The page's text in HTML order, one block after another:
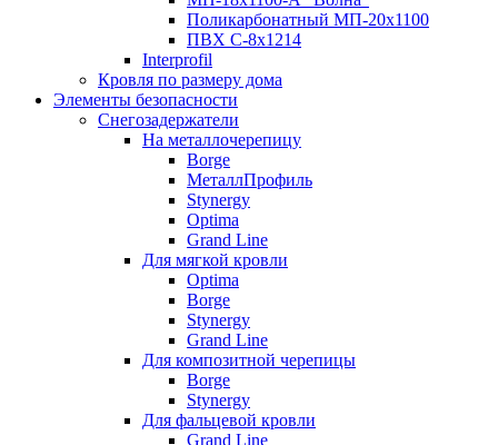
Поликарбонатный МП-20х1100
ПВХ С-8х1214
Interprofil
Кровля по размеру дома
Элементы безопасности
Снегозадержатели
На металлочерепицу
Borge
МеталлПрофиль
Stynergy
Optima
Grand Line
Для мягкой кровли
Optima
Borge
Stynergy
Grand Line
Для композитной черепицы
Borge
Stynergy
Для фальцевой кровли
Grand Line